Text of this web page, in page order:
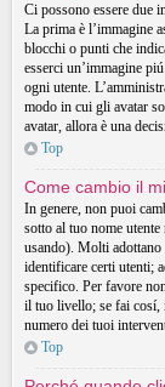
Ci possono essere due
La prima è l’immagine
blocchi o punti che
esserci un’immagine
ogni utente.
modo in cui gli avatar
avatar, allora è una
Top
Come cambio il
In genere, non puoi
sotto al tuo nome
usando). Molti
identificare certi utenti;
specifico. Per favore
il tuo livello; se fai cosí,
numero dei tuoi
Top